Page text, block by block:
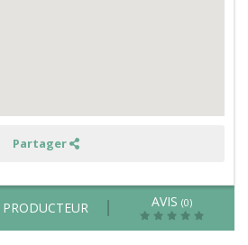
PRODUCTEUR AVIS (0)
Partager